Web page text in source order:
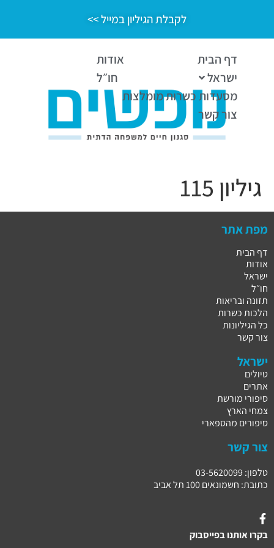
לקבלת הגיליון במייל >>
דף הבית
אודות
ישראל
חו״ל
מסעדות כשרות מומלצות
צור קשר
גיליון 115
מפת אתר
דף הבית
אודות
ישראל
חו״ל
תזונה ובריאות
הלכות כשרות
כל הגיליונות
צור קשר
ישראל
טיולים
אתרים
סיפורי מורשת
צמחי הארץ
סיפורים מהספארי
צור קשר
טלפון: 03-5620099
כתובת: חשמונאים 100 תל אביב
בקרו אותנו בפייסבוק